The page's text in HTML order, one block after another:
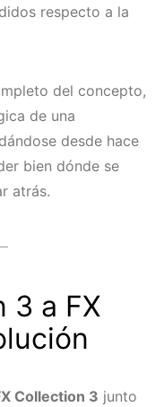
respecto a la
del concepto,
de una
desde hace
bien dónde se
atrás.
3 a FX
Collection 3 junto